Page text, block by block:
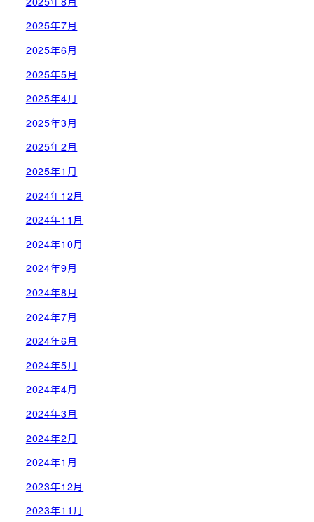
2025年7月
2025年6月
2025年5月
2025年4月
2025年3月
2025年2月
2025年1月
2024年12月
2024年11月
2024年10月
2024年9月
2024年8月
2024年7月
2024年6月
2024年5月
2024年4月
2024年3月
2024年2月
2024年1月
2023年12月
2023年11月